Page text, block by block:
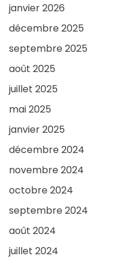
janvier 2026
décembre 2025
septembre 2025
août 2025
juillet 2025
mai 2025
janvier 2025
décembre 2024
novembre 2024
octobre 2024
septembre 2024
août 2024
juillet 2024